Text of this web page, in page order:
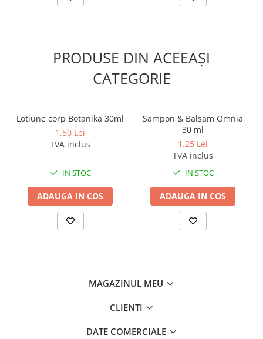
Lavete profesionale
Saci menajeri
Sisteme, ustensile spalat
Accesorii hoteliere
Carucioare camerista hotel
Gama de cosmetice hoteliere
Gama de cosmetice hoteliere I Am
Gama de cosmetice hoteliere Lux
PRODUSE DIN ACEEAȘI
CATEGORIE
Lotiune corp Botanika 30ml
1,50 Lei
TVA inclus
IN STOC
ADAUGA IN COS
Sampon & Balsam Omnia
30 ml
1,25 Lei
TVA inclus
IN STOC
ADAUGA IN COS
MAGAZINUL MEU
CLIENTI
DATE COMERCIALE